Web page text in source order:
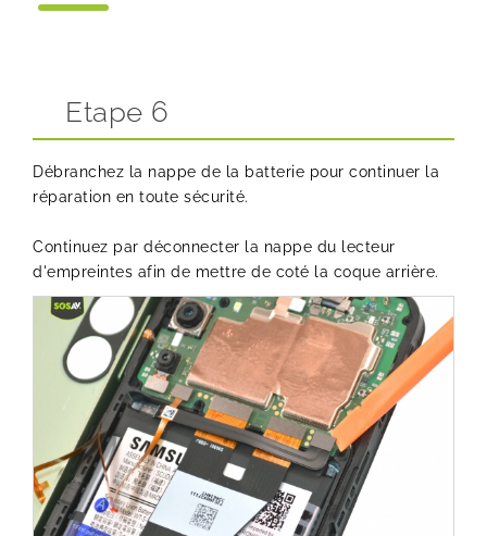
Etape 6
Débranchez la nappe de la batterie pour continuer la
réparation en toute sécurité.
Continuez par déconnecter la nappe du lecteur
d'empreintes afin de mettre de coté la coque arrière.